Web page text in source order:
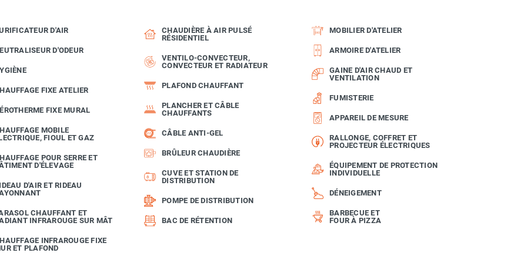
D'AIR
D'ODEUR
FIXE ATELIER
FIXE MURAL
MOBILE
FIOUL ET GAZ
POUR SERRE ET
D'ÉLEVAGE
D'AIR ET RIDEAU
CHAUFFANT ET
INFRAROUGE SUR MÂT
INFRAROUGE FIXE
ET PLAFOND
CHAUDIÈRE À AIR PULSÉ
RÉSIDENTIEL
VENTILO-CONVECTEUR,
CONVECTEUR ET RADIATEUR
PLAFOND CHAUFFANT
PLANCHER ET CÂBLE
CHAUFFANTS
CÂBLE ANTI-GEL
BRÛLEUR CHAUDIÈRE
CUVE ET STATION DE
DISTRIBUTION
POMPE DE DISTRIBUTION
BAC DE RÉTENTION
MOBILIER D'ATELIER
ARMOIRE D'ATELIER
GAINE D'AIR CHAUD ET
VENTILATION
FUMISTERIE
APPAREIL DE MESURE
RALLONGE, COFFRET ET
PROJECTEUR ÉLECTRIQUES
ÉQUIPEMENT DE PROTECTION
INDIVIDUELLE
DÉNEIGEMENT
BARBECUE ET
FOUR À PIZZA